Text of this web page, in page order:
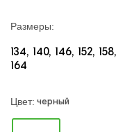
Размеры:
134 140 146 152 158
164
Цвет: черный